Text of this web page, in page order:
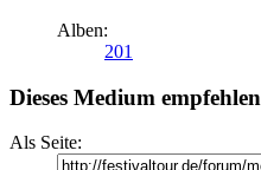
Alben:
201
Dieses Medium empfehlen
Als Seite: